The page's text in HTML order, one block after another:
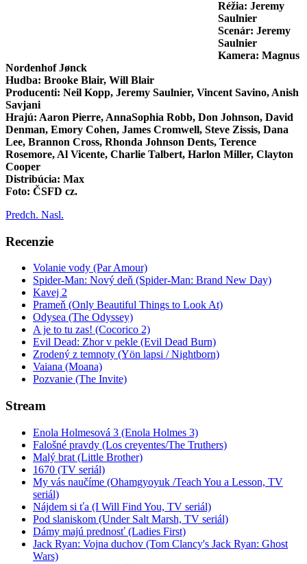
Réžia: Jeremy
Saulnier
Scenár: Jeremy
Saulnier
Kamera: Magnus
Nordenhof Jønck
Hudba: Brooke Blair, Will Blair
Producenti: Neil Kopp, Jeremy Saulnier, Vincent Savino, Anish
Savjani
Hrajú: Aaron Pierre, AnnaSophia Robb, Don Johnson, David
Denman, Emory Cohen, James Cromwell, Steve Zissis, Dana
Lee, Brannon Cross, Rhonda Johnson Dents, Terence
Rosemore, Al Vicente, Charlie Talbert, Harlon Miller, Clayton
Cooper
Distribúcia: Max
Foto: ČSFD cz.
Predch. Nasl.
Recenzie
Volanie vody (Par Amour)
Spider-Man: Nový deň (Spider-Man: Brand New Day)
Kavej 2
Prameň (Only Beautiful Things to Look At)
Odysea (The Odyssey)
A je to tu zas! (Cocorico 2)
Evil Dead: Zhor v pekle (Evil Dead Burn)
Zrodený z temnoty (Yön lapsi / Nightborn)
Vaiana (Moana)
Pozvanie (The Invite)
Stream
Enola Holmesová 3 (Enola Holmes 3)
Falošné pravdy (Los creyentes/The Truthers)
Malý brat (Little Brother)
1670 (TV seriál)
My vás naučíme (Ohamgyoyuk /Teach You a Lesson, TV
seriál)
Nájdem si ťa (I Will Find You, TV seriál)
Pod slaniskom (Under Salt Marsh, TV seriál)
Dámy majú prednosť (Ladies First)
Jack Ryan: Vojna duchov (Tom Clancy's Jack Ryan: Ghost
Wars)